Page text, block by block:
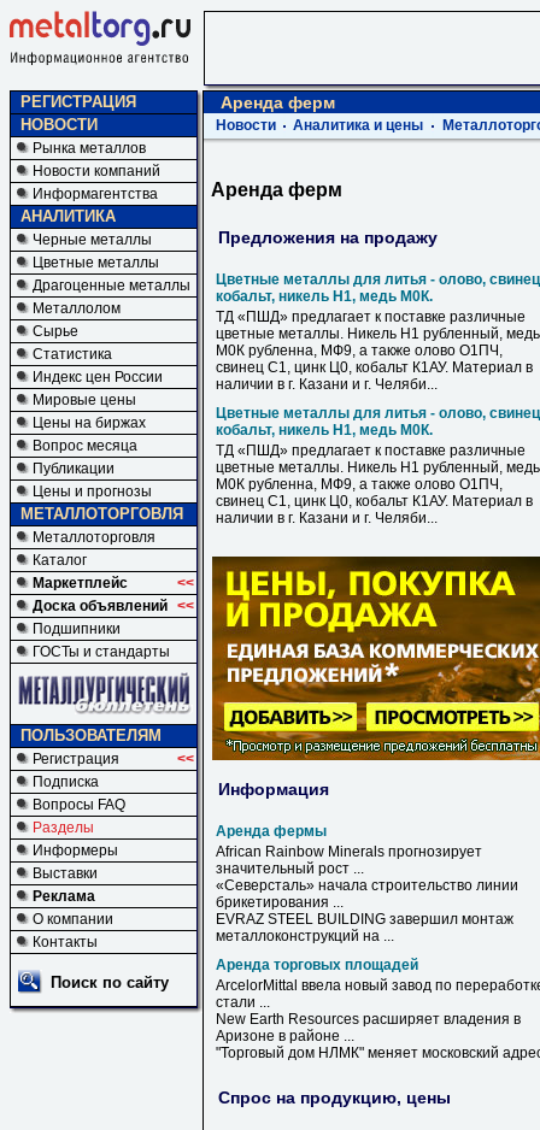
РЕГИСТРАЦИЯ
НОВОСТИ
Рынка металлов
Новости компаний
Информагентства
АНАЛИТИКА
Черные металлы
Цветные металлы
Драгоценные металлы
Металлолом
Сырье
Статистика
Индекс цен России
Мировые цены
Цены на биржах
Вопрос месяца
Публикации
Цены и прогнозы
МЕТАЛЛОТОРГОВЛЯ
Металлоторговля
Каталог
Маркетплейс
<<
Доска объявлений <<
Подшипники
ГОСТы и стандарты
ПОЛЬЗОВАТЕЛЯМ
Регистрация
<<
Подписка
Вопросы FAQ
Разделы
Информеры
Выставки
Реклама
О компании
Контакты
Поиск по сайту
Аренда ферм
Новости Аналитика и цены
Аренда ферм
Предложения на продажу
Цветные металлы для литья - олово,
кобальт, никель Н1, медь М0К.
ТД «ПШД» предлагает к поставке различные
цветные металлы. Никель Н1 рубленный, медь
М0К рубленна, МФ9, а также олово О1ПЧ,
свинец С1, цинк Ц0, кобальт К1АУ. Материал в
наличии в г. Казани и г. Челяби...
Цветные металлы для литья - олово,
кобальт, никель Н1, медь М0К.
ТД «ПШД» предлагает к поставке различные
цветные металлы. Никель Н1 рубленный, медь
М0К рубленна, МФ9, а также олово О1ПЧ,
свинец С1, цинк Ц0, кобальт К1АУ. Материал в
наличии в г. Казани и г. Челяби...
Информация
Аренда фермы
African Rainbow Minerals прогнозирует
значительный рост ...
«Северсталь» начала строительство линии
брикетирования ...
EVRAZ STEEL BUILDING завершил монтаж
металлоконструкций на ...
Аренда торговых площадей
ArcelorMittal ввела новый завод по
стали ...
New Earth Resources расширяет владения в
Аризоне в районе ...
"Торговый дом НЛМК" меняет московский
Спрос на продукцию, цены